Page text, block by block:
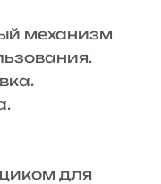
механизм
для